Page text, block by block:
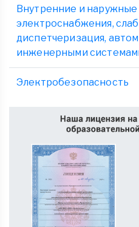
Внутренние и
электроснабжения,
диспетчеризация,
инженерными
Электробезопасность